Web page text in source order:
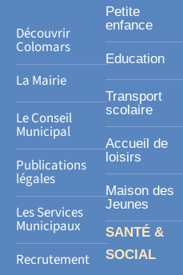
Découvrir
Colomars
La Mairie
Le Conseil
Municipal
Publications
légales
Les Services
Municipaux
Recrutement
Petite
enfance
Education
Transport
scolaire
Accueil de
loisirs
Maison des
Jeunes
SANTÉ &
SOCIAL